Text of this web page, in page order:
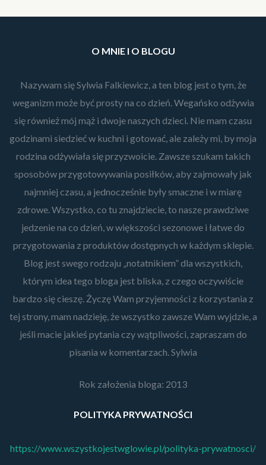
O MNIE I O BLOGU
Nazywam się Sylwia Falkiewicz, a ten blog jest o tym, że
weganizm może być prosty na co dzień. Wegańsko odżywia
się również mój mąż i dwoje naszych dzieci. Nie mam czasu
godzinami siedzieć w kuchni i gotować, ale zależy mi, by moja
rodzina odżywiała się przyzwoicie. Zawsze szukam takich
sposobów przygotowywania posiłków, aby zajmowały jak
najmniej czasu, a jednocześnie były smaczne i w miarę
zdrowe. Wszystko, co tu znajdziecie, to nasze prawdziwe
jedzenie na co dzień, w większości sezonowe i łatwe do
przygotowania z produktów dostępnych w każdym sklepie.
Blog jest swego rodzaju „notatnikiem” dla wszystkich,
którym idea tego bloga jest bliska, z czego oczywiście
bardzo się cieszę. Życzę Wam przyjemności z korzystania z
tej strony, mam nadzieję, że wszystko zawsze Wam wyjdzie, a
jeśli macie jakieś pytania czy wątpliwości, zapraszam do
pisania w komentarzach. Sylwia
Rok założenia bloga: 2013
POLITYKA PRYWATNOŚCI
https://www.wszystkojestwglowie.pl/polityka-prywatnosci/